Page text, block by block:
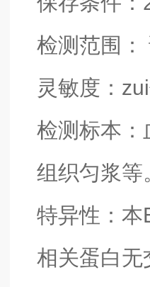
检测范围：
灵敏度：
检测标本：
组织匀浆等
特异性：本
相关蛋白无